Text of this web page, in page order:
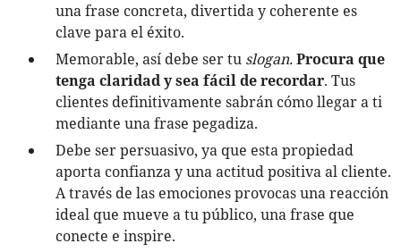
una frase concreta, divertida y coherente es
clave para el éxito.
Memorable, así debe ser tu slogan.Procura que
tenga claridad y sea fácil de recordar. Tus
clientes definitivamente sabrán cómo llegar a ti
mediante una frase pegadiza.
Debe ser persuasivo, ya que esta propiedad
aporta confianza y una actitud positiva al cliente.
A través de las emociones provocas una reacción
ideal que mueve a tu público, una frase que
conecte e inspire.